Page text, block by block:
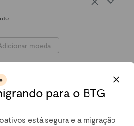
moeda
para o BTG
está segura e a migração